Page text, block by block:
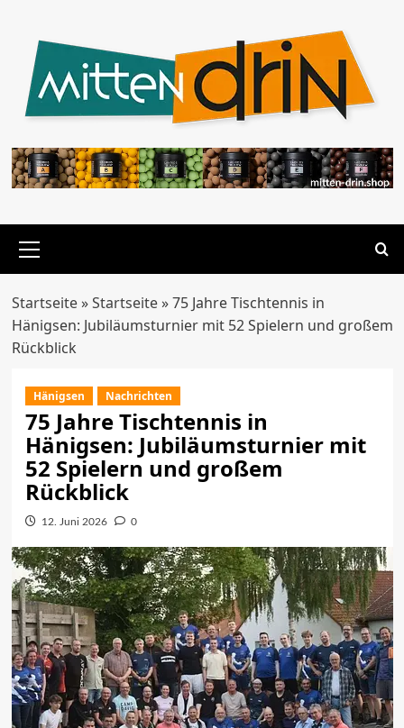
springen
Menü
Startseite»Startseite»75 Jahre Tischtennis in
Hänigsen: Jubiläumsturnier mit 52 Spielern und großem
Rückblick
Hänigsen Nachrichten
75 Jahre Tischtennis in
Hänigsen: Jubiläumsturnier mit
52 Spielern und großem
Rückblick
12. Juni 2026 0